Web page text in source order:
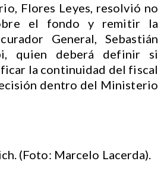
Flores Leyes, resolvió no
el fondo y remitir la
General, Sebastián
quien deberá definir si
la continuidad del fiscal
dentro del Ministerio
(Foto: Marcelo Lacerda).